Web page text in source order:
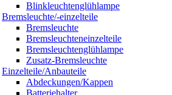
Blinkleuchtenglühlampe
Bremsleuchte/-einzelteile
Bremsleuchte
Bremsleuchteneinzelteile
Bremsleuchtenglühlampe
Zusatz-Bremsleuchte
Einzelteile/Anbauteile
Abdeckungen/Kappen
Batteriehalter